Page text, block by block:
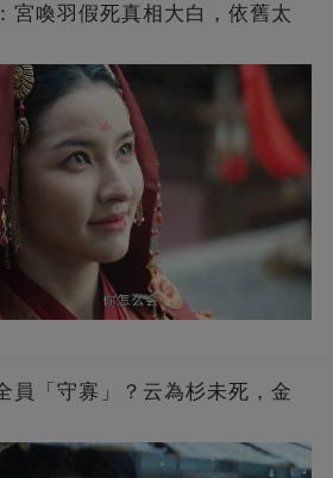
宮喚羽假死真相大白，依舊太
員「守寡」？云為杉未死，金